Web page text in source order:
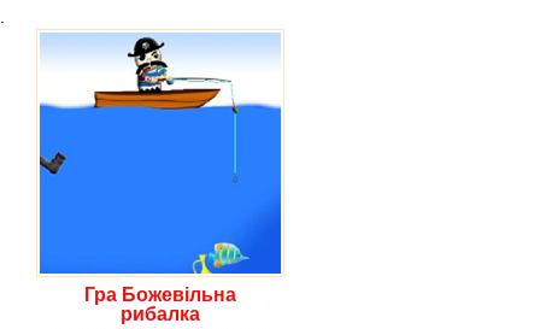
Гра Божевільна
рибалка